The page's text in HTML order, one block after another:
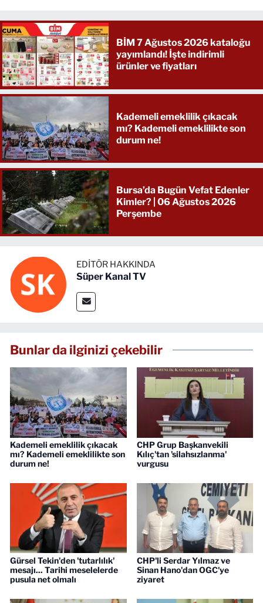
BİM 7 Ağustos 2026 kataloğu
yayımlandı! İşte indirimli
ürünler ve fiyatları
Kademeli emeklilik çıkacak
mı? Kademeli emeklilikte son
durum ne!
Bursa’da Bugün Vefat Edenler
Kimler? | 06 Ağustos 2026
Perşembe
EDITÖR HAKKINDA
Süper Kanal TV
Bunlar da ilginizi çekebilir
Kademeli emeklilik çıkacak
mı? Kademeli emeklilikte son
durum ne!
CHP Grup Başkanvekili
Kılıç'tan 'silahsızlanma'
vurgusu
Gürsel Tekin'den 'tutarlılık'
mesajı... Tarihi meselelerde
pusula net olmalı
CHP'li Serdar Yılmaz ve
Sinan Hano'dan OGC'ye
ziyaret